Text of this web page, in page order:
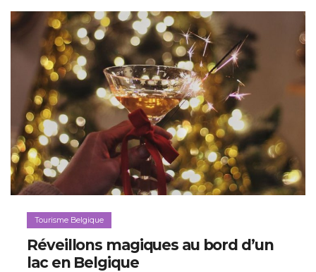
Tourisme Belgique
Réveillons magiques au bord d’un
lac en Belgique